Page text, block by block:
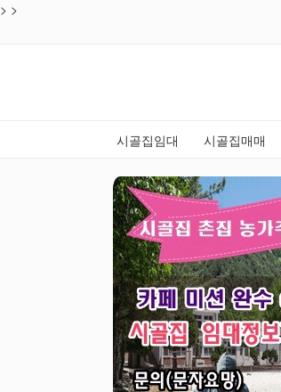
> >
시골집임대 시골집매매